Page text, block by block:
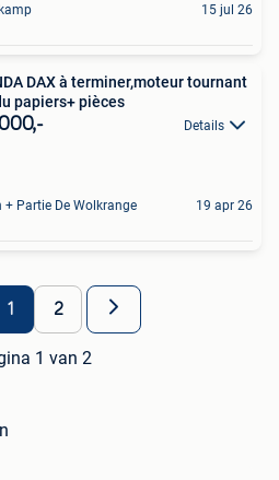
15 jul 26
DAX à terminer,moteur tournant
papiers+ pièces
Details
+ Partie De Wolkrange 19 apr 26
1 2
1 van 2